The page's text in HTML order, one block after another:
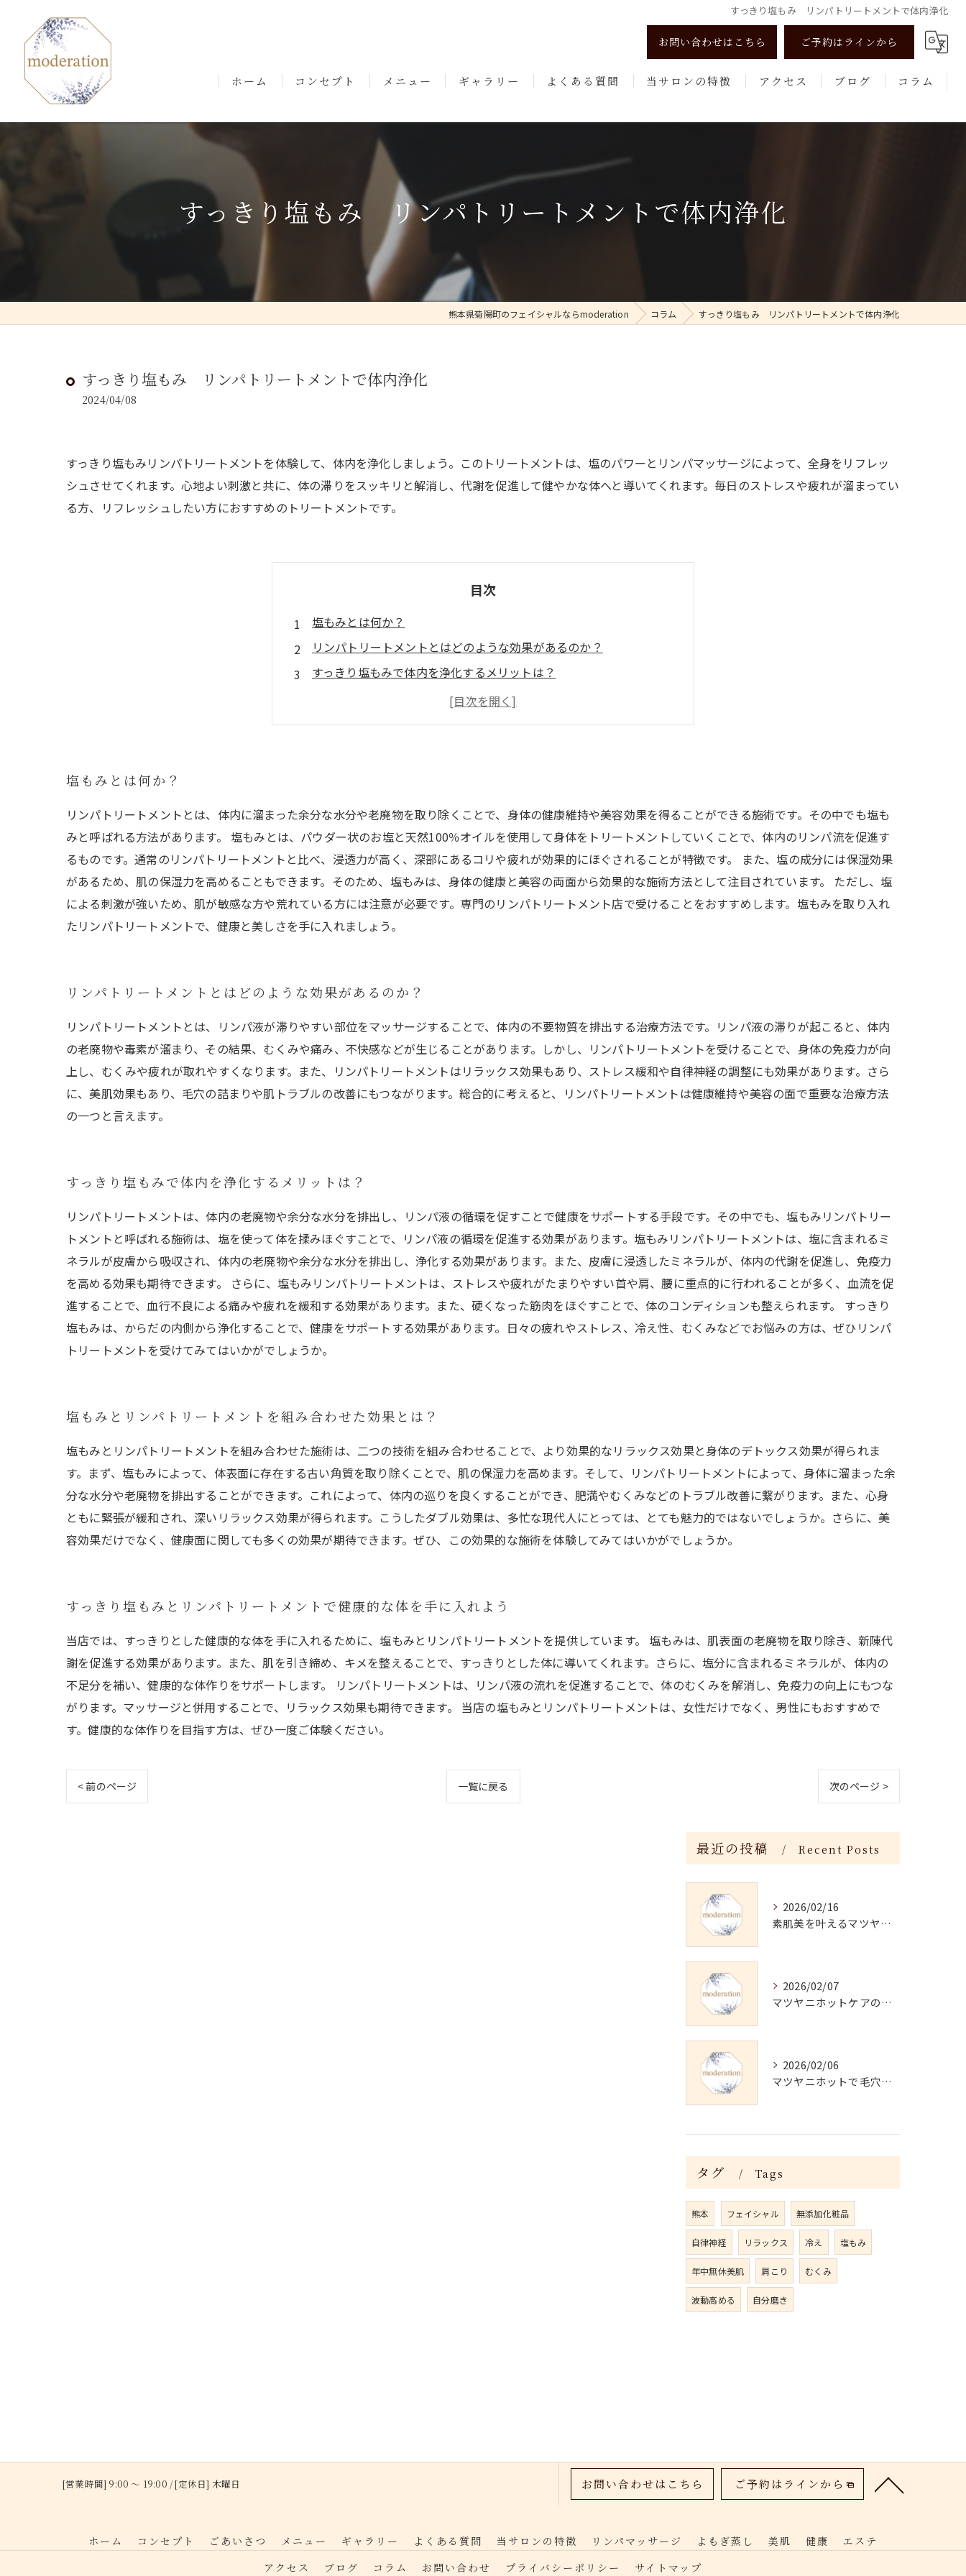
すっきり塩もみ リンパトリートメントで体内浄化
お問い合わせはこちら ご予約はラインから
ホーム コンセプト メニュー ギャラリー よくある質問 当サロンの特徴 アクセス ブログ コラム
すっきり塩もみ リンパトリートメントで体内浄化
熊本県菊陽町のフェイシャルならmoderation コラム すっきり塩もみ リンパトリートメントで体内浄化
すっきり塩もみ リンパトリートメントで体内浄化
2024/04/08
すっきり塩もみリンパトリートメントを体験して、体内を浄化しましょう。このトリートメントは、塩のパワーとリンパマッサージによって、全身をリフレッ
シュさせてくれます。心地よい刺激と共に、体の滞りをスッキリと解消し、代謝を促進して健やかな体へと導いてくれます。毎日のストレスや疲れが溜まってい
る方、リフレッシュしたい方におすすめのトリートメントです。
目次
塩もみとは何か？
リンパトリートメントとはどのような効果があるのか？
すっきり塩もみで体内を浄化するメリットは？
塩もみとリンパトリートメントを組み合わせた効果とは？
すっきり塩もみとリンパトリートメントで健康的な体を手に入れよう
塩もみとは何か？
リンパトリートメントとは、体内に溜まった余分な水分や老廃物を取り除くことで、身体の健康維持や美容効果を得ることができる施術です。その中でも塩も
みと呼ばれる方法があります。 塩もみとは、パウダー状のお塩と天然100％オイルを使用して身体をトリートメントしていくことで、体内のリンパ流を促進す
るものです。通常のリンパトリートメントと比べ、浸透力が高く、深部にあるコリや疲れが効果的にほぐされることが特徴です。 また、塩の成分には保湿効果
があるため、肌の保湿力を高めることもできます。そのため、塩もみは、身体の健康と美容の両面から効果的な施術方法として注目されています。 ただし、塩
による刺激が強いため、肌が敏感な方や荒れている方には注意が必要です。専門のリンパトリートメント店で受けることをおすすめします。塩もみを取り入れ
たリンパトリートメントで、健康と美しさを手に入れましょう。
リンパトリートメントとはどのような効果があるのか？
リンパトリートメントとは、リンパ液が滞りやすい部位をマッサージすることで、体内の不要物質を排出する治療方法です。リンパ液の滞りが起こると、体内
の老廃物や毒素が溜まり、その結果、むくみや痛み、不快感などが生じることがあります。しかし、リンパトリートメントを受けることで、身体の免疫力が向
上し、むくみや疲れが取れやすくなります。また、リンパトリートメントはリラックス効果もあり、ストレス緩和や自律神経の調整にも効果があります。さら
に、美肌効果もあり、毛穴の詰まりや肌トラブルの改善にもつながります。総合的に考えると、リンパトリートメントは健康維持や美容の面で重要な治療方法
の一つと言えます。
すっきり塩もみで体内を浄化するメリットは？
リンパトリートメントは、体内の老廃物や余分な水分を排出し、リンパ液の循環を促すことで健康をサポートする手段です。その中でも、塩もみリンパトリー
トメントと呼ばれる施術は、塩を使って体を揉みほぐすことで、リンパ液の循環を促進する効果があります。塩もみリンパトリートメントは、塩に含まれるミ
ネラルが皮膚から吸収され、体内の老廃物や余分な水分を排出し、浄化する効果があります。また、皮膚に浸透したミネラルが、体内の代謝を促進し、免疫力
を高める効果も期待できます。 さらに、塩もみリンパトリートメントは、ストレスや疲れがたまりやすい首や肩、腰に重点的に行われることが多く、血流を促
進することで、血行不良による痛みや疲れを緩和する効果があります。また、硬くなった筋肉をほぐすことで、体のコンディションも整えられます。 すっきり
塩もみは、からだの内側から浄化することで、健康をサポートする効果があります。日々の疲れやストレス、冷え性、むくみなどでお悩みの方は、ぜひリンパ
トリートメントを受けてみてはいかがでしょうか。
塩もみとリンパトリートメントを組み合わせた効果とは？
塩もみとリンパトリートメントを組み合わせた施術は、二つの技術を組み合わせることで、より効果的なリラックス効果と身体のデトックス効果が得られま
す。まず、塩もみによって、体表面に存在する古い角質を取り除くことで、肌の保湿力を高めます。そして、リンパトリートメントによって、身体に溜まった余
分な水分や老廃物を排出することができます。これによって、体内の巡りを良くすることができ、肥満やむくみなどのトラブル改善に繋がります。また、心身
ともに緊張が緩和され、深いリラックス効果が得られます。こうしたダブル効果は、多忙な現代人にとっては、とても魅力的ではないでしょうか。さらに、美
容効果だけでなく、健康面に関しても多くの効果が期待できます。ぜひ、この効果的な施術を体験してみてはいかがでしょうか。
すっきり塩もみとリンパトリートメントで健康的な体を手に入れよう
当店では、すっきりとした健康的な体を手に入れるために、塩もみとリンパトリートメントを提供しています。 塩もみは、肌表面の老廃物を取り除き、新陳代
謝を促進する効果があります。また、肌を引き締め、キメを整えることで、すっきりとした体に導いてくれます。さらに、塩分に含まれるミネラルが、体内の
不足分を補い、健康的な体作りをサポートします。 リンパトリートメントは、リンパ液の流れを促進することで、体のむくみを解消し、免疫力の向上にもつな
がります。マッサージと併用することで、リラックス効果も期待できます。 当店の塩もみとリンパトリートメントは、女性だけでなく、男性にもおすすめで
す。健康的な体作りを目指す方は、ぜひ一度ご体験ください。
< 前のページ 一覧に戻る 次のページ >
最近の投稿 Recent Posts
2026/02/16
素肌美を叶えるマツヤニホットセラピーの効果
2026/02/07
マツヤニホットケアの正しい使い方と継続法
2026/02/06
マツヤニホットで毛穴・くすみ改善術
タグ Tags
熊本 フェイシャル 無添加化粧品
自律神経 リラックス 冷え 塩もみ
年中無休美肌 肩こり むくみ
波動高める 自分磨き
[営業時間] 9:00 ～ 19:00 / [定休日] 木曜日 お問い合わせはこちら ご予約はラインから
ホーム コンセプト ごあいさつ メニュー ギャラリー よくある質問 当サロンの特徴 リンパマッサージ よもぎ蒸し 美肌 健康
エステ
アクセス
ブログ コラム お問い合わせ プライバシーポリシー サイトマップ